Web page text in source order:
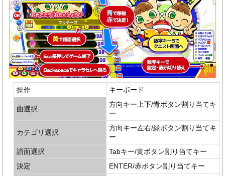
操作 キーボード
曲選択
方向キー上下/青ボタン割り当てキ
ー
カテゴリ選択
方向キー左右/緑ボタン割り当てキ
ー
譜面選択
Tabキー/黄ボタン割り当てキー
決定
ENTER/赤ボタン割り当てキー